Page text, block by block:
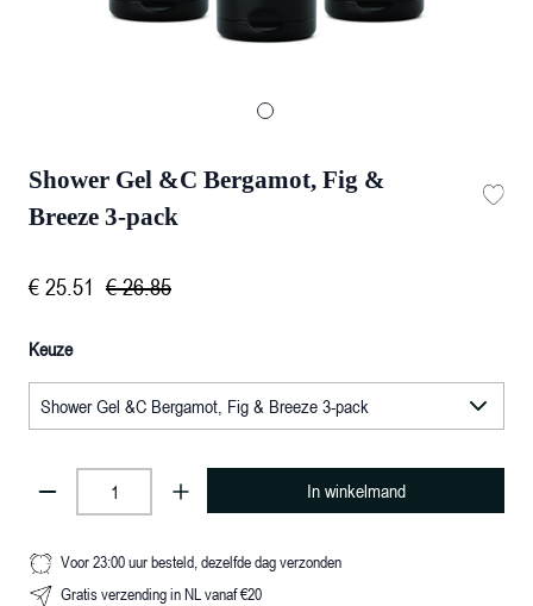
Shower Gel &C Bergamot, Fig &
Breeze 3-pack
€ 25.51 € 26.85
Keuze
In winkelmand
Voor 23:00 uur besteld, dezelfde dag verzonden
Gratis verzending in NL vanaf €20